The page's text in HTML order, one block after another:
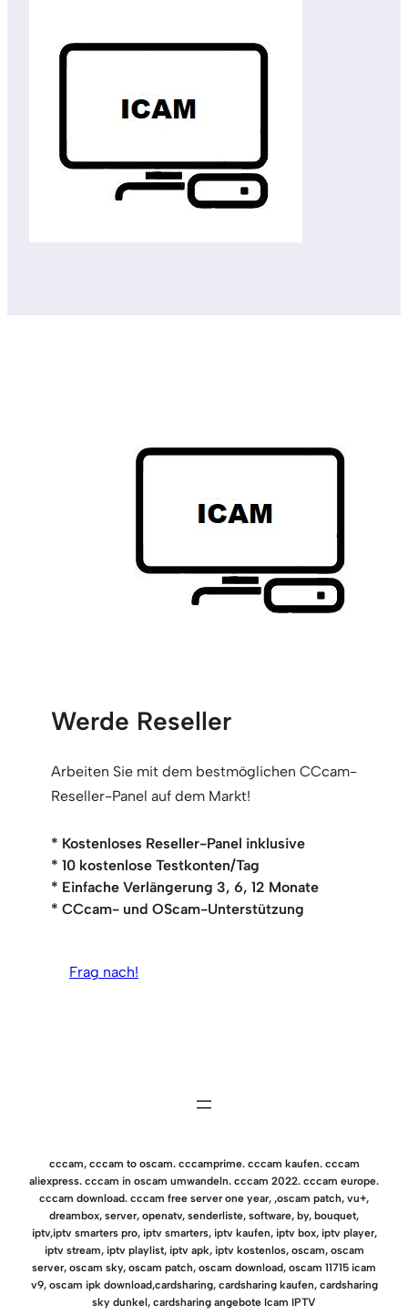
Werde Reseller
Arbeiten Sie mit dem bestmöglichen CCcam-
Reseller-Panel auf dem Markt!
* Kostenloses Reseller-Panel inklusive
* 10 kostenlose Testkonten/Tag
* Einfache Verlängerung 3, 6, 12 Monate
* CCcam- und OScam-Unterstützung
Frag nach!
cccam, cccam to oscam. cccamprime. cccam kaufen. cccam
aliexpress. cccam in oscam umwandeln. cccam 2022. cccam europe.
cccam download. cccam free server one year, ,oscam patch, vu+,
dreambox, server, openatv, senderliste, software, by, bouquet,
iptv,iptv smarters pro, iptv smarters, iptv kaufen, iptv box, iptv player,
iptv stream, iptv playlist, iptv apk, iptv kostenlos, oscam, oscam
server, oscam sky, oscam patch, oscam download, oscam 11715 icam
v9, oscam ipk download,cardsharing, cardsharing kaufen, cardsharing
sky dunkel, cardsharing angebote Icam IPTV